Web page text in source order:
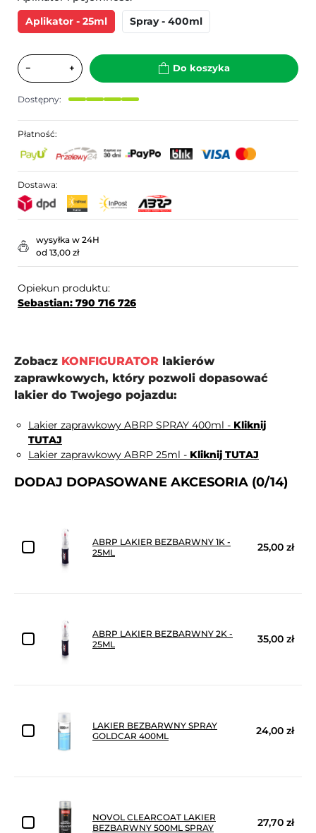
Aplikator - 25ml
Spray - 400ml
− + Do koszyka
Dostępny:
Płatność:
Dostawa:
wysyłka w 24H
od 13,00 zł
Opiekun produktu:
Sebastian: 790 716 726
Zobacz KONFIGURATOR lakierów
zaprawkowych, który pozwoli dopasować
lakier do Twojego pojazdu:
Lakier zaprawkowy ABRP SPRAY 400ml - Kliknij
TUTAJ
Lakier zaprawkowy ABRP 25ml - Kliknij TUTAJ
DODAJ DOPASOWANE AKCESORIA (0/14)
ABRP LAKIER BEZBARWNY 1K -
25ML
25,00 zł
ABRP LAKIER BEZBARWNY 2K -
25ML
35,00 zł
LAKIER BEZBARWNY SPRAY
GOLDCAR 400ML
24,00 zł
NOVOL CLEARCOAT LAKIER
BEZBARWNY 500ML SPRAY
27,70 zł